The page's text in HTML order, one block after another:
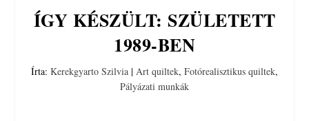
ÍGY KÉSZÜLT: SZÜLETETT
1989-BEN
Írta: Kerekgyarto Szilvia | Art quiltek, Fotórealisztikus quiltek,
Pályázati munkák